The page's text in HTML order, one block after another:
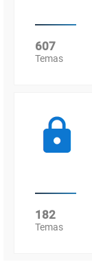
607
Temas
182
Temas